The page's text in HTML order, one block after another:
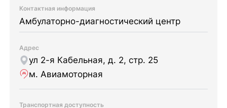
Контактная информация
Амбулаторно-диагностический центр
Адрес
ул 2-я Кабельная, д. 2, стр. 25
м. Авиамоторная
Транспортная доступность